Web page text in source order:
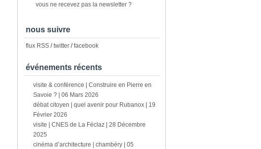
vous ne recevez pas la newsletter ?
nous suivre
flux RSS /twitter /facebook
événements récents
visite & conférence | Construire en Pierre en
Savoie ? | 06 Mars 2026
débat citoyen | quel avenir pour Rubanox | 19
Février 2026
visite | CNES de La Féclaz | 28 Décembre
2025
cinéma d’architecture | chambéry | 05